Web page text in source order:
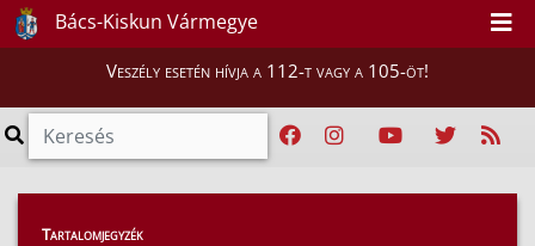
Bács-Kiskun Vármegye
Veszély esetén hívja a 112-t vagy a 105-öt!
Lakosság >
Tartalomjegyzék